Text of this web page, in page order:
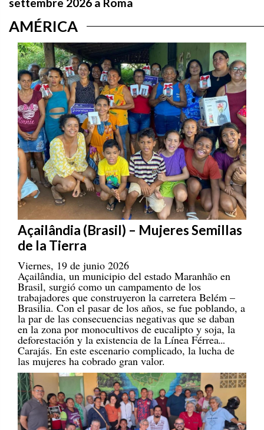
AMÉRICA
Açailândia (Brasil) – Mujeres Semillas
de la Tierra
Viernes, 19 de junio 2026
Açailândia, un municipio del estado Maranhão en
Brasil, surgió como un campamento de los
trabajadores que construyeron la carretera Belém –
Brasilia. Con el pasar de los años, se fue poblando, a
la par de las consecuencias negativas que se daban
en la zona por monocultivos de eucalipto y soja, la
deforestación y la existencia de la Línea Férrea
Carajás. En este escenario complicado, la lucha de
las mujeres ha cobrado gran valor.